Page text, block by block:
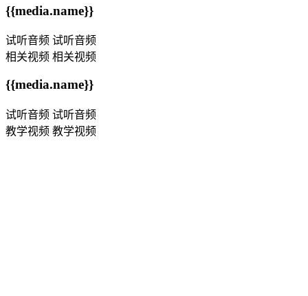
{{media.name}}
试听音频 试听音频
相关视频 相关视频
{{media.name}}
试听音频 试听音频
教学视频 教学视频